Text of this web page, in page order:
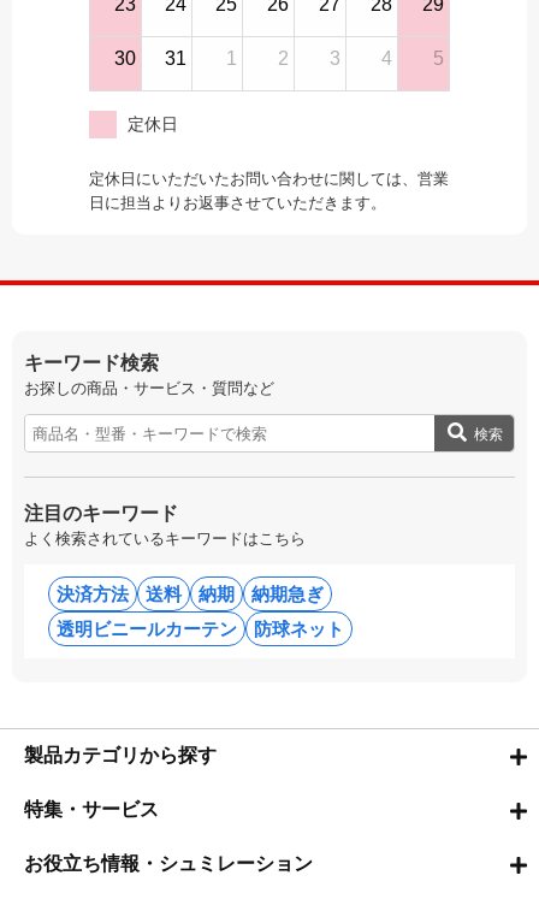
23 24 25 26 27 28 29
30 31 1 2 3 4 5
定休日
定休日にいただいたお問い合わせに関しては、営業
日に担当よりお返事させていただきます。
キーワード検索
お探しの商品・サービス・質問など
検索
注目のキーワード
よく検索されているキーワードはこちら
決済方法 送料 納期
納期急ぎ
透明ビニールカーテン
防球ネット
製品カテゴリから探す
特集・サービス
お役立ち情報・シュミレーション